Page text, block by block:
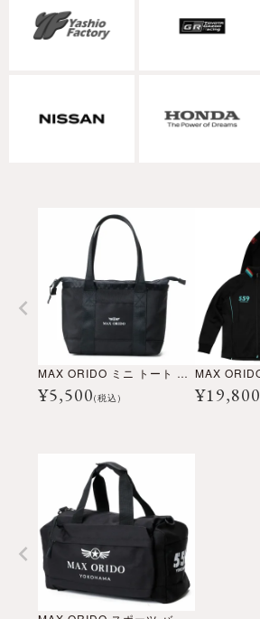
MAX ORIDO ミニ トート バッグ
¥5,500(税込) ¥19,800